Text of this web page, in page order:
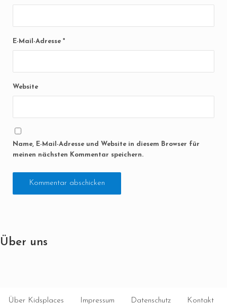
E-Mail-Adresse *
Website
Name, E-Mail-Adresse und Website in diesem Browser für
meinen nächsten Kommentar speichern.
Über uns
Über Kidsplaces Impressum Datenschutz Kontakt